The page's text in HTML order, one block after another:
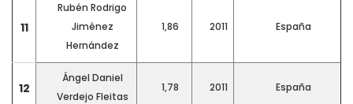
11
Rubén Rodrigo
Jiménez
Hernández
1,86 2011 España
12
Ángel Daniel
Verdejo Fleitas
1,78 2011 España